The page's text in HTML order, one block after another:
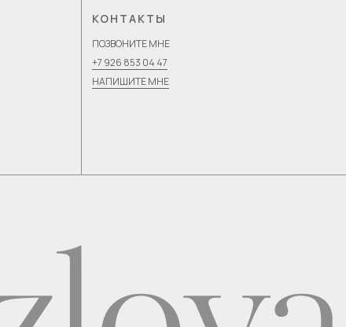
ПОЗВОНИТЕ МНЕ
+7 926 853 04 47
НАПИШИТЕ МНЕ
КОНТАКТЫ